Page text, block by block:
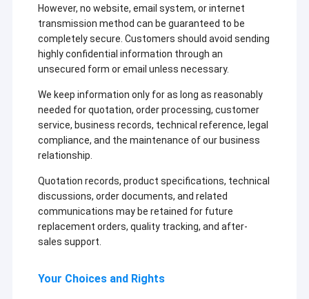
However, no website, email system, or internet
transmission method can be guaranteed to be
completely secure. Customers should avoid sending
highly confidential information through an
unsecured form or email unless necessary.
We keep information only for as long as reasonably
needed for quotation, order processing, customer
service, business records, technical reference, legal
compliance, and the maintenance of our business
relationship.
Quotation records, product specifications, technical
discussions, order documents, and related
communications may be retained for future
replacement orders, quality tracking, and after-
sales support.
Your Choices and Rights